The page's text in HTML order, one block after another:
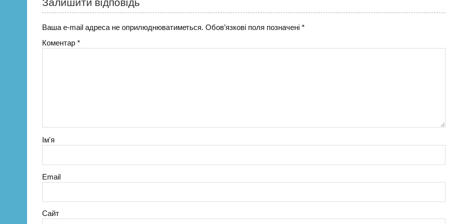
Ваша e-mail адреса не оприлюднюватиметься. Обов’язкові поля позначені*
Коментар*
Ім'я
Email
Сайт